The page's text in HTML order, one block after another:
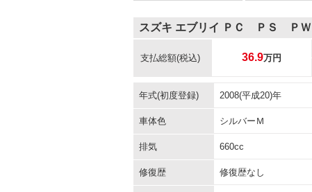
スズキ エブリイ ＰＣ ＰＳ Ｐ
支払総額(税込) 36.9万円
年式(初度登録) 2008(平成20)年
車体色 シルバーＭ
排気 660cc
修復歴 修復歴なし